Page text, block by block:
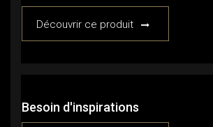
Découvrir ce produit
Besoin d'inspirations